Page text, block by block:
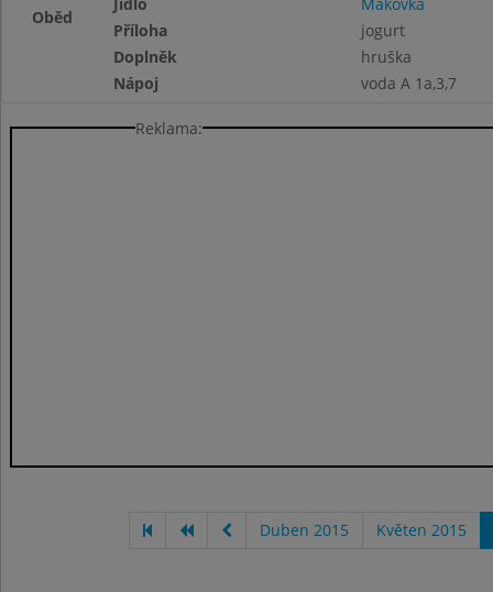
Oběd
Příloha
jogurt
Doplněk
hruška
Nápoj
voda A 1a,3,7
Reklama:
Duben 2015 Květen 2015